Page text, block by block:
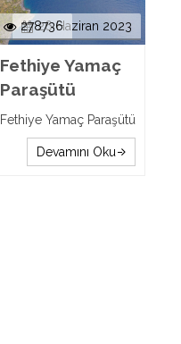
26 Haziran 2023
278736
Fethiye Yamaç
Paraşütü
Fethiye Yamaç Paraşütü
Devamını Oku